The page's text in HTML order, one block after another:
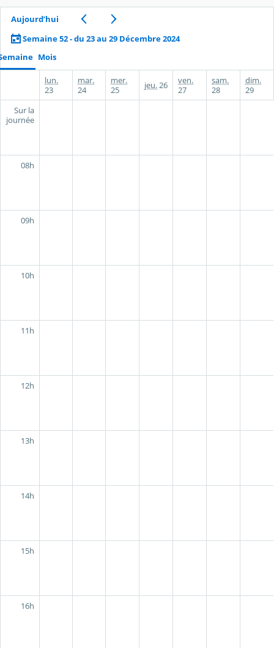
Aujourd’hui
Semaine 52 - du 23 au 29 Décembre 2024
Mois
lun.
23
mar.
24
mer.
25
jeu.26
ven.
27
sam.
28
dim.
29
Sur la
journée
08h
09h
10h
11h
12h
13h
14h
15h
16h